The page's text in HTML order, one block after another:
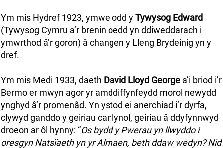
Ym mis Hydref 1923, ymwelodd yTywysog Edward
(Tywysog Cymru a’r brenin oedd yn ddiweddarach i
ymwrthod â’r goron) â changen y Lleng Brydeinig yn y
dref.
Ym mis Medi 1933, daeth David Lloyd George a’i briod i’r
Bermo er mwyn agor yr amddiffynfeydd morol newydd
ynghyd â’r promenâd. Yn ystod ei anerchiad i’r dyrfa,
clywyd ganddo y geiriau canlynol, geiriau â ddyfynnwyd
droeon ar ôl hynny: “Os bydd y Pwerau yn llwyddo i
oresgyn Natsïaeth yn yr Almaen, beth ddaw wedyn? Nid